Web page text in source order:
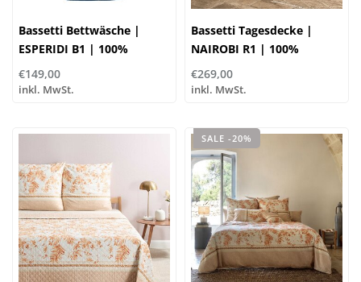
Bassetti Bettwäsche |
ESPERIDI B1 | 100%
Baumwolle
€149,00
inkl. MwSt.
Bassetti Tagesdecke |
NAIROBI R1 | 100%
Baumwolle
€269,00
inkl. MwSt.
SALE -20%